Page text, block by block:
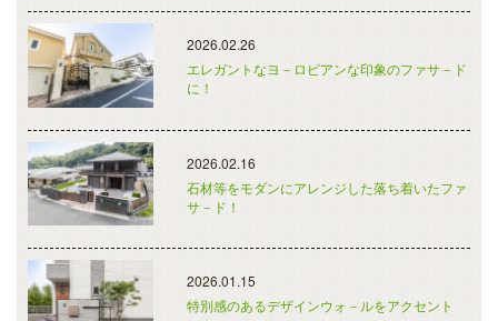
2026.02.26
エレガントなヨ－ロピアンな印象のファサ－ド
に！
2026.02.16
石材等をモダンにアレンジした落ち着いたファ
サ－ド！
2026.01.15
特別感のあるデザインウォ－ルをアクセント